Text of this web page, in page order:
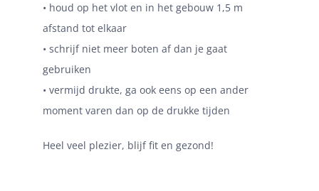
• houd op het vlot en in het gebouw 1,5 m
afstand tot elkaar
• schrijf niet meer boten af dan je gaat
gebruiken
• vermijd drukte, ga ook eens op een ander
moment varen dan op de drukke tijden
Heel veel plezier, blijf fit en gezond!